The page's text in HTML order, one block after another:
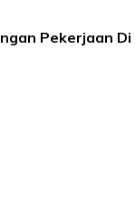
Pekerjaan Di